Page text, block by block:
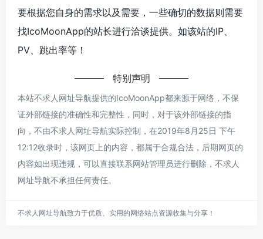
要根据您自身的需求以及需要，一些确切的数据则需要
找IcoMoonApp的站长进行洽谈提供。如该站的IP、
PV、跳出率等！
特别声明
本站不求人网址导航提供的IcoMoonApp都来源于网络，不保
证外部链接的准确性和完整性，同时，对于该外部链接的指
向，不由不求人网址导航实际控制，在2019年8月25日 下午
12:12收录时，该网页上的内容，都属于合规合法，后期网页的
内容如出现违规，可以直接联系网站管理员进行删除，不求人
网址导航不承担任何责任。
不求人网址导航致力于优质、实用的网络站点资源收集与分享！